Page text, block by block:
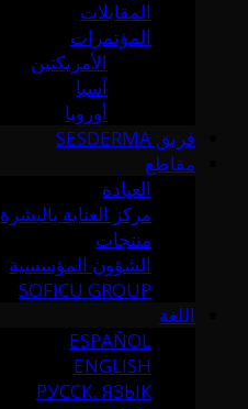
المقابلات
المؤتمرات
الأمريكتين
آسيا
أوروبا
فريق SESDERMA
مقاطع
العيادة
مركز العناية بالبشرة
منتجات
الشؤون المؤسسية
SOFICU GROUP
اللغة
ESPAÑOL
ENGLISH
РУССК. ЯЗЫК